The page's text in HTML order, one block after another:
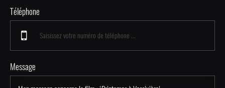
Téléphone
Message